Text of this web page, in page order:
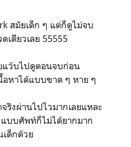
สมัยเด็ก ๆ แต่ก็ดูไม่จบ
เดียวเลย 55555
แว้บไปดูตอนจบก่อน
อหาได้แบบขาด ๆ หาย ๆ
งผ่านไปไวมากเลยแหละ
แบบศัพท์ก็ไม่ได้ยากมาก
เด็กด้วย